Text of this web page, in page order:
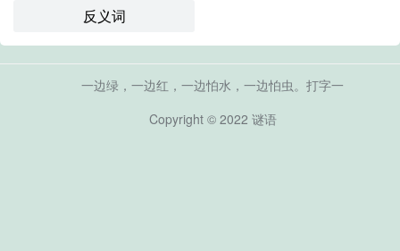
反义词
一边绿，一边红，一边怕水，一边怕虫。打字一
Copyright © 2022 谜语